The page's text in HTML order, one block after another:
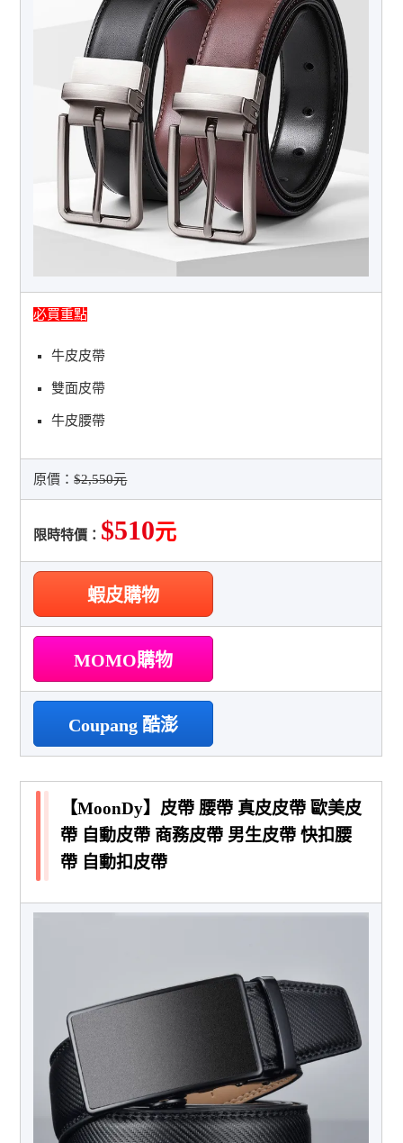
必買重點
牛皮皮帶
雙面皮帶
牛皮腰帶
原價：$2,550元
限時特價： $510元
蝦皮購物
MOMO購物
Coupang 酷澎
【MoonDy】皮帶 腰帶 真皮皮帶 歐美皮
帶 自動皮帶 商務皮帶 男生皮帶 快扣腰
帶 自動扣皮帶